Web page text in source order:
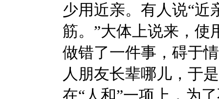
少用近亲。有人说“近
筋。”大体上说来，使
做错了一件事，碍于
人朋友长辈哪儿，于
在“人和”一项上，为